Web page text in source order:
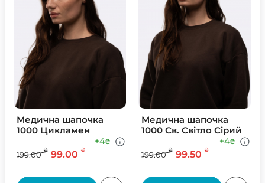
Медична шапочка
1000 Цикламен
199.00
₴ 99.00 ₴
+4₴
Медична шапочка
1000 Св. Свiтло Сiрий
199.00
₴ 99.50 ₴
+4₴